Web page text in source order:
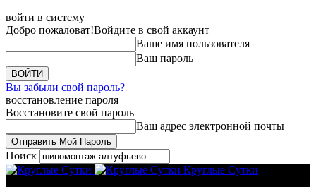
войти в систему
Добро пожаловат!Войдите в свой аккаунт
Ваше имя пользователя
Ваш пароль
Вы забыли свой пароль?
восстановление пароля
Восстановите свой пароль
Ваш адрес электронной почты
Поиск
Круглые Сутки